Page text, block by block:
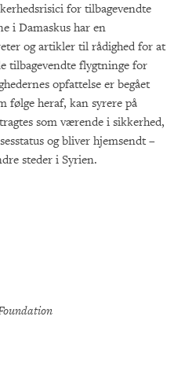
for tilbagevendte
i Damaskus har en
og artikler til rådighed for at
tilbagevendte flygtninge for
opfattelse er begået
følge heraf, kan syrere på
som værende i sikkerhed,
og bliver hjemsendt –
steder i Syrien.